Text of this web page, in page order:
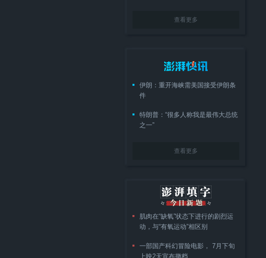
查看更多
伊朗：重开海峡需美国接受伊朗条
件
特朗普：“很多人称我是最伟大总统
之一”
查看更多
肌肉在“缺氧”状态下进行的剧烈运
动，与“有氧运动”相区别
一部国产科幻冒险电影， 7月下旬
上映2天宣布撤档